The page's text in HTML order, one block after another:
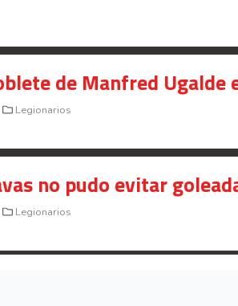
de Manfred
Legionarios
no pudo evitar
Legionarios